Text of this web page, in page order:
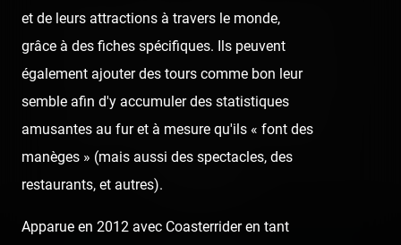
👍 Like 😍 Love 😆 Haha 👏
🥳 Fiesta 😮 Wow 😢 Sad 😠 Angry
🤮 Sick ❤️ Supportive 🙏 Thankful
et de leurs attractions à travers le monde,
grâce à des fiches spécifiques. Ils peuvent
également ajouter des tours comme bon leur
semble afin d'y accumuler des statistiques
amusantes au fur et à mesure qu'ils « font des
manèges » (mais aussi des spectacles, des
restaurants, et autres).
Apparue en 2012 avec Coasterrider en tant